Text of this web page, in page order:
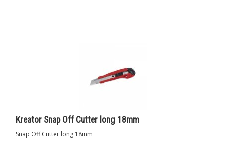
Kreator Snap Off Cutter long 18mm
Snap Off Cutter long 18mm